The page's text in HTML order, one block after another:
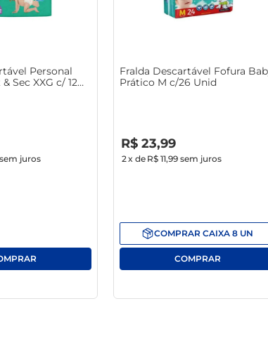
Personal
Sec XXG c/ 12
juros
Fralda Descartável Fofura
Prático M c/26 Unid
R$ 23,99
2x de R$ 11,99sem juros
COMPRARCAIXA 8 UN